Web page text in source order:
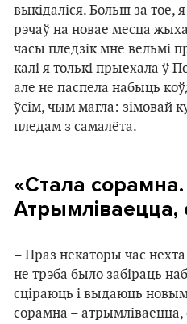
выкідаліся. Больш за тое,
рэчаў на новае месца
часы пледзік мне вельмі
калі я толькі прыехала ў
але не паспела набыць
ўсім, чым магла: зімовай
пледам з самалёта.
«Стала сорамна.
Атрымліваецца,
– Праз некаторы час
не трэба было забіраць
сціраюць і выдаюць
сорамна –